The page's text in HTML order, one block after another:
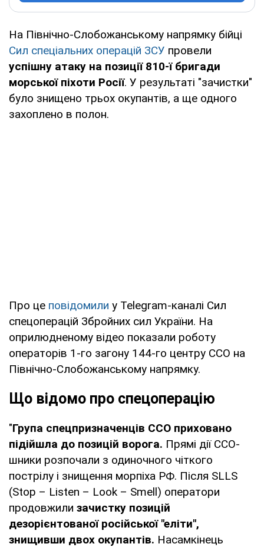
На Північно-Слобожанському напрямку бійці
Сил спеціальних операцій ЗСУ провели
успішну атаку на позиції 810-ї бригади
морської піхоти Росії. У результаті "зачистки"
було знищено трьох окупантів, а ще одного
захоплено в полон.
Про це повідомили у Telegram-каналі Сил
спецоперацій Збройних сил України. На
оприлюдненому відео показали роботу
операторів 1-го загону 144-го центру ССО на
Північно-Слобожанському напрямку.
Що відомо про спецоперацію
"Група спецпризначенців ССО приховано
підійшла до позицій ворога. Прямі дії ССО-
шники розпочали з одиночного чіткого
пострілу і знищення морпіха РФ. Після SLLS
(Stop – Listen – Look – Smell) оператори
продовжили зачистку позицій
дезорієнтованої російської "еліти",
знищивши двох окупантів. Насамкінець